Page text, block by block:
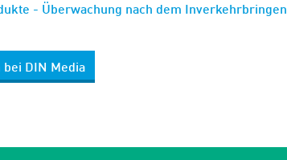
- Überwachung nach dem Inverkehrbringen
bei DIN Media